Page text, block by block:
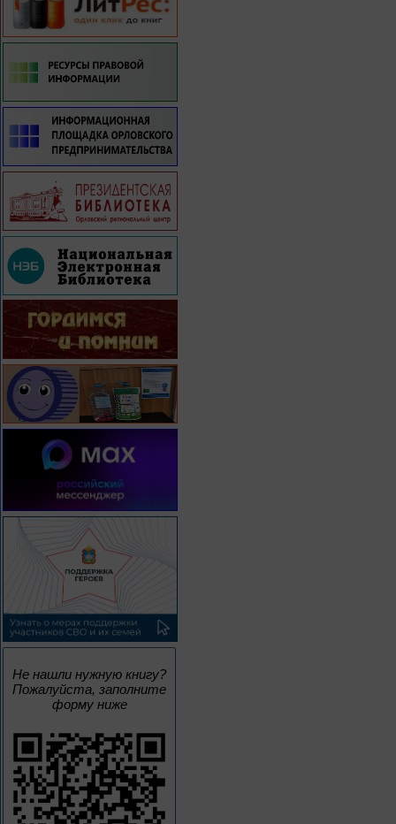
Не нашли нужную книгу?
Пожалуйста, заполните
форму ниже